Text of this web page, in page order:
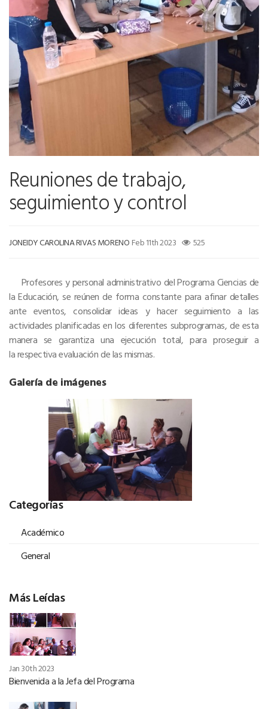
Reuniones de trabajo,
seguimiento y control
JONEIDY CAROLINA RIVAS MORENO Feb 11th 2023 525
Profesores y personal administrativo del Programa Ciencias de
la Educación, se reúnen de forma constante para afinar detalles
ante eventos, consolidar ideas y hacer seguimiento a las
actividades planificadas en los diferentes subprogramas, de esta
manera se garantiza una ejecución total, para proseguir a
la respectiva evaluación de las mismas.
Galería de imágenes
Categorías
Académico
General
Más Leídas
Jan 30th 2023
Bienvenida a la Jefa del Programa